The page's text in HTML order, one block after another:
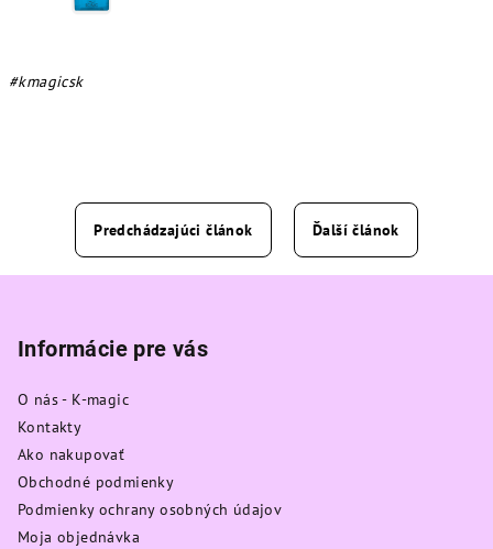
#kmagicsk
Predchádzajúci článok Ďalší článok
Informácie pre vás
O nás - K-magic
Kontakty
Ako nakupovať
Obchodné podmienky
Podmienky ochrany osobných údajov
Moja objednávka